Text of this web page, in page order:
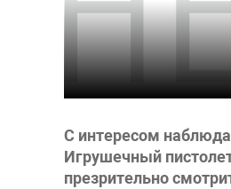
С интересом
Игрушечный
презрительно